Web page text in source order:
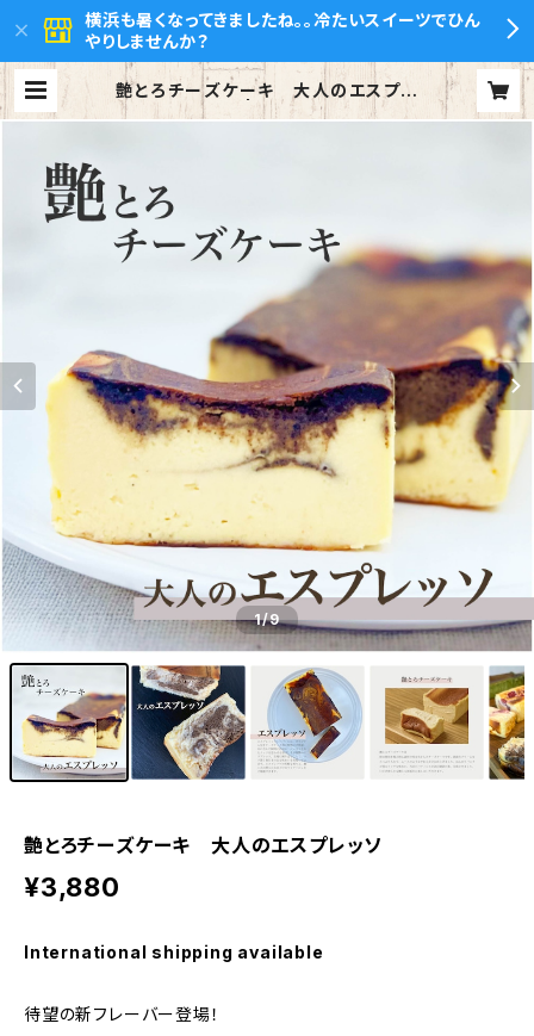
横浜も暑くなってきましたね。。冷たいスイーツでひん
やりしませんか？
艶とろチーズケーキ 大人のエスプレ
ッソ | ウチルカ
1/9
艶とろチーズケーキ 大人のエスプレッソ
¥3,880
International shipping available
待望の新フレーバー登場！